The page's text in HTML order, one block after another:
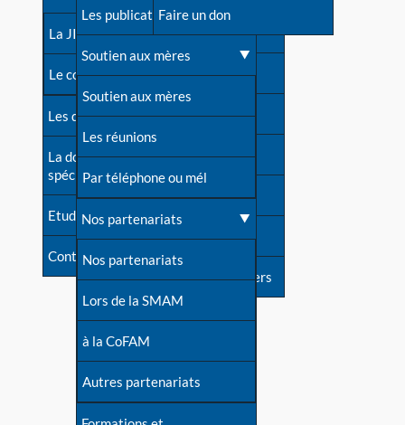
Les débuts
Une difficulté d'allaitement ?
Cas particuliers
Mythes et vérités
Devenir animatrice ?
Une question sur le site
La JIA
Le congrès
Les dossiers de l'allaitement
La documentation
spécialisée
Etudes récentes
Contact
Répertoire de tous les
contacts
Contact presse
Dossier de presse
Soutenir LLL
Livre d'or
Forum
S'inscrire à nos newsletters
Les publications
Soutien aux mères
Soutien aux mères
Les réunions
Par téléphone ou mél
Nos partenariats
Nos partenariats
Lors de la SMAM
à la CoFAM
Autres partenariats
Faire un don